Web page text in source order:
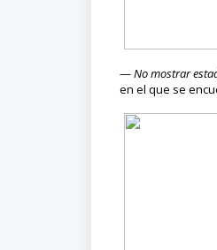
—No mostrar
en el que se